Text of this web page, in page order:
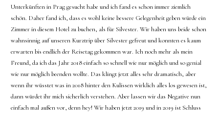
Unterkünften in Prag gesucht habe und ich fand es schon immer ziemlich
schön. Daher fand ich, dass es wohl keine bessere Gelegenheit geben würde ein
Zimmer in diesem Hotel zu buchen, als für Silvester. Wir haben uns beide schon
wahnsinnig auf unseren Kurztrip über Silvester gefreut und konnten es kaum
erwarten bis endlich der Reisetag gekommen war. Ich noch mehr als mein
Freund, da ich das Jahr 2018 einfach so schnell wie nur möglich und so genial
wie nur möglich beenden wollte. Das klingt jetzt alles sehr dramatisch, aber
wenn ihr wüsstet was in 2018 hinter den Kulissen wirklich alles los gewesen ist,
dann würdet ihr mich sicherlich verstehen. Aber lassen wir das Negative nun
einfach mal außen vor, denn hey! Wir haben jetzt 2019 und in 2019 ist Schluss